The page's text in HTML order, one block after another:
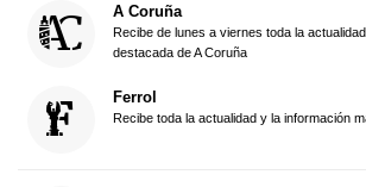
A Coruña
Recibe de lunes a viernes toda la
destacada de A Coruña
Ferrol
Recibe toda la actualidad y la información